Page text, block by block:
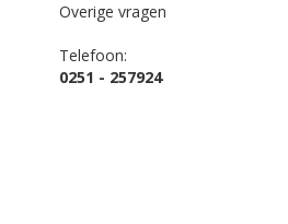
Overige vragen
Telefoon:
0251 - 257924